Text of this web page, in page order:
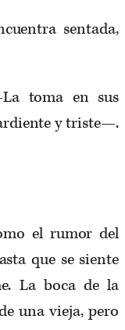
sentada,
toma en sus
y triste—.
el rumor del
que se siente
La boca de la
una vieja, pero